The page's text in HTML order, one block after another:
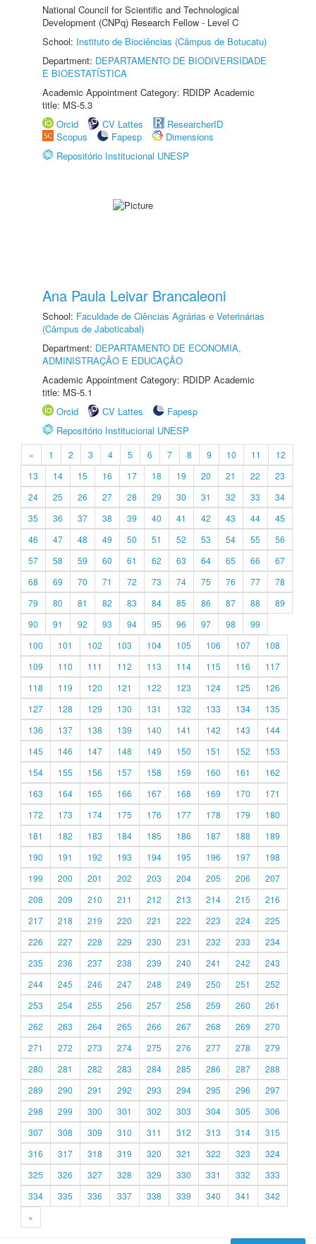
National Council for Scientific and Technological
Development (CNPq) Research Fellow - Level C
School: Instituto de Biociências (Câmpus de Botucatu)
Department: DEPARTAMENTO DE BIODIVERSIDADE
E BIOESTATÍSTICA
Academic Appointment Category: RDIDP Academic
title: MS-5.3
Orcid
CV Lattes
ResearcherID
Scopus
Fapesp
Dimensions
Repositório Institucional UNESP
Ana Paula Leivar Brancaleoni
School: Faculdade de Ciências Agrárias e Veterinárias
(Câmpus de Jaboticabal)
Department: DEPARTAMENTO DE ECONOMIA,
ADMINISTRAÇÃO E EDUCAÇÃO
Academic Appointment Category: RDIDP Academic
title: MS-5.1
Orcid
CV Lattes
Fapesp
Repositório Institucional UNESP
« 1 2 3 4 5 6 7 8 9 10 11
12
13
14 15 16 17 18 19 20 21 22
23
24
25 26 27 28 29 30 31 32 33
34
35
36 37 38 39 40 41 42 43 44
45
46
47 48 49 50 51 52 53 54 55
56
57
58 59 60 61 62 63 64 65 66
67
68
69 70 71 72 73 74 75 76 77
78
79
80 81 82 83 84 85 86 87 88
89
90
91 92 93 94 95 96 97 98
99
100
101 102 103 104 105 106 107
108
109
110 111 112 113 114 115 116
117
118
119 120 121 122 123 124 125
126
127
128 129 130 131 132 133 134
135
136
137 138 139 140 141 142 143
144
145
146 147 148 149 150 151 152
153
154
155 156 157 158 159 160 161
162
163
164 165 166 167 168 169 170
171
172
173 174 175 176 177 178 179
180
181
182 183 184 185 186 187 188
189
190
191 192 193 194 195 196 197
198
199
200 201 202 203 204 205 206
207
208
209 210 211 212 213 214 215
216
217
218 219 220 221 222 223 224
225
226
227 228 229 230 231 232 233
234
235
236 237 238 239 240 241 242
243
244
245 246 247 248 249 250 251
252
253
254 255 256 257 258 259 260
261
262
263 264 265 266 267 268 269
270
271
272 273 274 275 276 277 278
279
280
281 282 283 284 285 286 287
288
289
290 291 292 293 294 295 296
297
298
299 300 301 302 303 304 305
306
307
308 309 310 311 312 313 314
315
316
317 318 319 320 321 322 323
324
325
326 327 328 329 330 331 332
333
334
335 336 337 338 339 340 341
342
»